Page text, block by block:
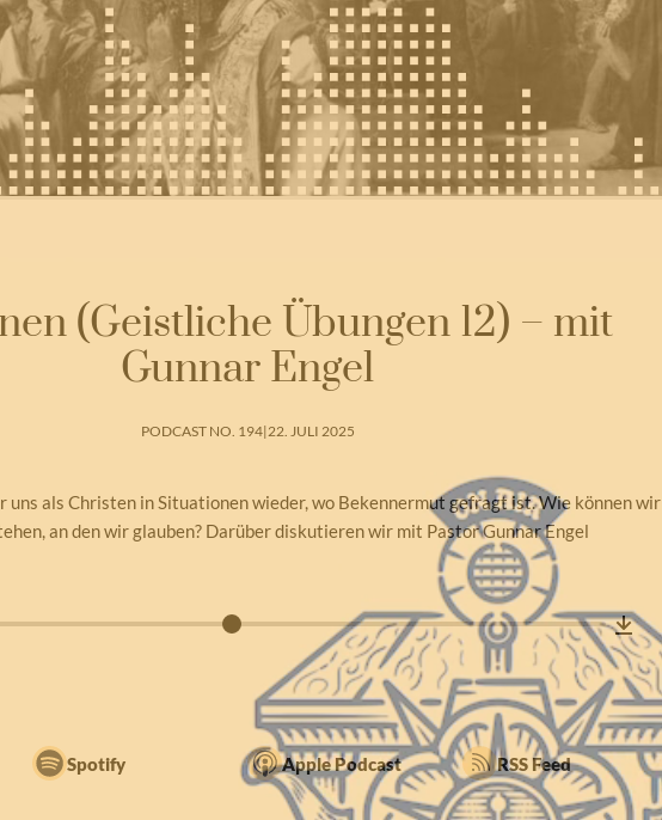
(Geistliche Übungen 12) – mit
Gunnar Engel
PODCAST NO. 194|22. JULI 2025
uns als Christen in Situationen wieder, wo Bekennermut gefragt ist. Wie können wir
an den wir glauben? Darüber diskutieren wir mit Pastor Gunnar Engel
Spotify Apple Podcast RSS Feed